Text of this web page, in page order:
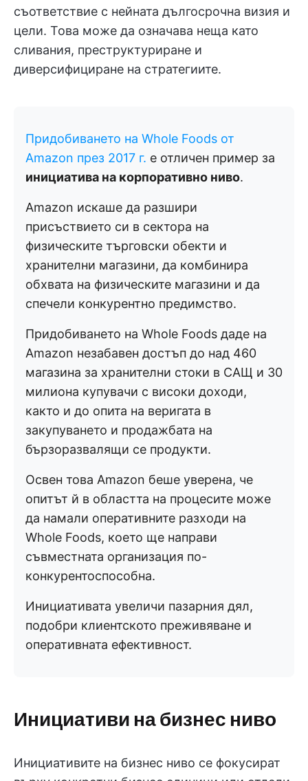
съответствие с нейната дългосрочна визия и
цели. Това може да означава неща като
сливания, преструктуриране и
диверсифициране на стратегиите.
Придобиването на Whole Foods от
Amazon през 2017 г. е отличен пример за
инициатива на корпоративно ниво.
Amazon искаше да разшири
присъствието си в сектора на
физическите търговски обекти и
хранителни магазини, да комбинира
обхвата на физическите магазини и да
спечели конкурентно предимство.
Придобиването на Whole Foods даде на
Amazon незабавен достъп до над 460
магазина за хранителни стоки в САЩ и 30
милиона купувачи с високи доходи,
както и до опита на веригата в
закупуването и продажбата на
бързоразвалящи се продукти.
Освен това Amazon беше уверена, че
опитът й в областта на процесите може
да намали оперативните разходи на
Whole Foods, което ще направи
съвместната организация по-
конкурентоспособна.
Инициативата увеличи пазарния дял,
подобри клиентското преживяване и
оперативната ефективност.
Инициативи на бизнес ниво
Инициативите на бизнес ниво се фокусират